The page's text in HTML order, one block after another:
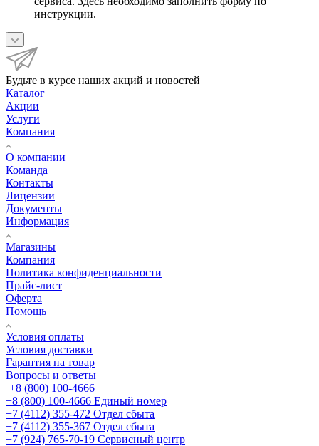
инструкции.
Будьте в курсе наших акций и новостей
Каталог
Акции
Услуги
Компания
О компании
Команда
Контакты
Лицензии
Документы
Информация
Магазины
Компания
Политика конфиденциальности
Прайс-лист
Оферта
Помощь
Условия оплаты
Условия доставки
Гарантия на товар
Вопросы и ответы
+8 (800) 100-4666
+8 (800) 100-4666 Единый номер
+7 (4112) 355-472 Отдел сбыта
+7 (4112) 355-367 Отдел сбыта
+7 (924) 765-70-19 Сервисный центр